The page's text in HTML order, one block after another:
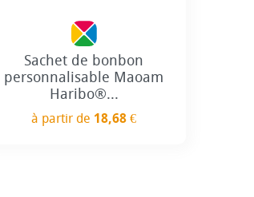
Personnalisation incluse
Sachet de bonbon
personnalisable Maoam
Haribo®...
à partir de 18,68 €